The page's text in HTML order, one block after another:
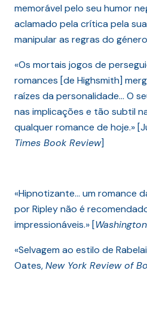
memorável pelo seu humor
aclamado pela crítica pela
manipular as regras do
«Os mortais jogos de
romances [de Highsmith]
raízes da personalidade… O
nas implicações e tão subtil
qualquer romance de hoje.»
Times Book Review]
«Hipnotizante… um romance
por Ripley não é
impressionáveis.» [
«Selvagem ao estilo de
Oates,New York Review of